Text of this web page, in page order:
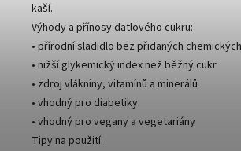
kaší.
Výhody a přínosy datlového cukru:
• přírodní sladidlo bez přidaných
• nižší glykemický index než běžný cukr
• zdroj vlákniny, vitamínů a minerálů
• vhodný pro diabetiky
• vhodný pro vegany a vegetariány
Tipy na použití: